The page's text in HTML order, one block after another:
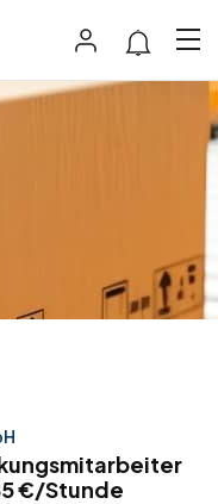
€/Stunde